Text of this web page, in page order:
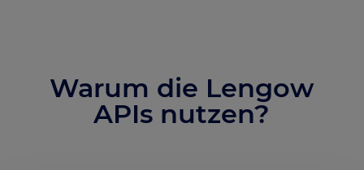
Warum die Lengow
APIs nutzen?